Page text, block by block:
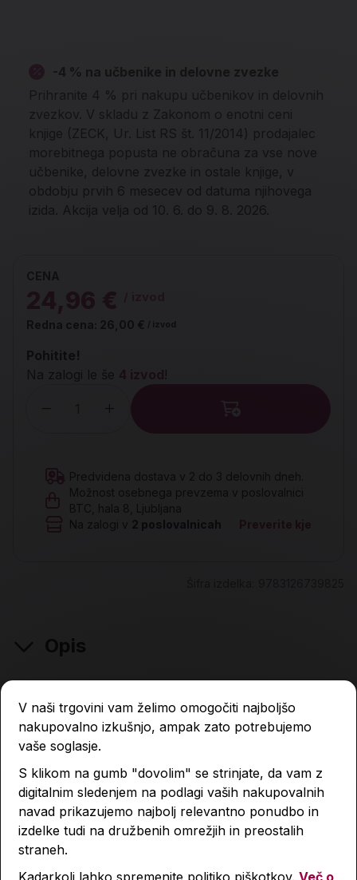
-4 % na učbenike in delovne zvezke
Prihranite 4 % pri nakupu učbenikov in delovnih
zvezkov. V skladu z Zakonom o enotni ceni
knjige (ZECK, Ur. List RS št. 11/2014) prodajalec
morebitnega popusta ne obračuna za vse nove
učbenike, delovne zvezke in ostale knjige, v
obdobju prvih 6 mesecev od datuma njihovega
izida. Akcija velja od 10. 6. do 9. 8. 2026.
CENA
24,96 €
Redna cena: 26,00 € / izvod
Pohitite!
Na zalogi le še 4 izvod!
Predvidena dostava v 2 do 3 delovnih dneh.
Možnost osebnega prevzema v poslovalnici
BTC, hala 8, Ljubljana
Na zalogi v 2 poslovalnicah Preverite kje
Opis
Lastnosti izdelka
Podobni izdelki
-4 %
-4 %
V naši trgovini vam želimo omogočiti najboljšo
nakupovalno izkušnjo, ampak zato potrebujemo
vaše soglasje.
S klikom na gumb "dovolim" se strinjate, da vam z
digitalnim sledenjem na podlagi vaših nakupovalnih
navad prikazujemo najbolj relevantno ponudbo in
izdelke tudi na družbenih omrežjih in preostalih
straneh.
Kadarkoli lahko spremenite politiko piškotkov. Več o